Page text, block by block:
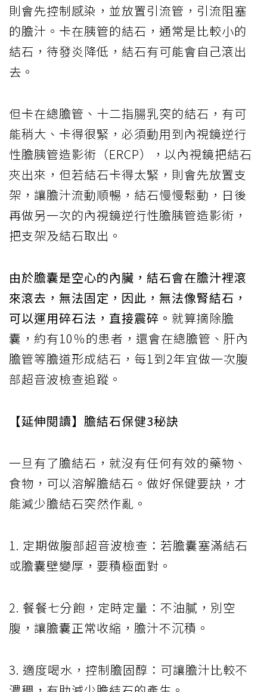
則會先控制感染，並放置引流管，引流阻塞
的膽汁。卡在胰管的結石，通常是比較小的
結石，待發炎降低，結石有可能會自己滾出
去。
但卡在總膽管、十二指腸乳突的結石，有可
能稍大、卡得很緊，必須動用到內視鏡逆行
性膽胰管造影術（ERCP），以內視鏡把結石
夾出來，但若結石卡得太緊，則會先放置支
架，讓膽汁流動順暢，結石慢慢鬆動，日後
再做另一次的內視鏡逆行性膽胰管造影術，
把支架及結石取出。
由於膽囊是空心的內臟，結石會在膽汁裡滾
來滾去，無法固定，因此，無法像腎結石，
可以運用碎石法，直接震碎。 就算摘除膽
囊，約有10％的患者，還會在總膽管、肝內
膽管等膽道形成結石，每1到2年宜做一次腹
部超音波檢查追蹤。
【延伸閱讀】膽結石保健3秘訣
一旦有了膽結石，就沒有任何有效的藥物、
食物，可以溶解膽結石。做好保健要訣，才
能減少膽結石突然作亂。
1. 定期做腹部超音波檢查：若膽囊塞滿結石
或膽囊壁變厚，要積極面對。
2. 餐餐七分飽，定時定量：不油膩，別空
腹，讓膽囊正常收縮，膽汁不沉積。
3. 適度喝水，控制膽固醇：可讓膽汁比較不